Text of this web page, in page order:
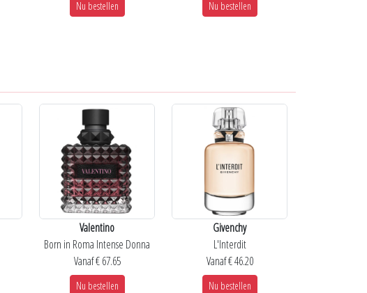
Nu bestellen Nu bestellen
Valentino
Born in Roma Intense Donna
Vanaf € 67.65
Nu bestellen
Givenchy
L'Interdit
Vanaf € 46.20
Nu bestellen